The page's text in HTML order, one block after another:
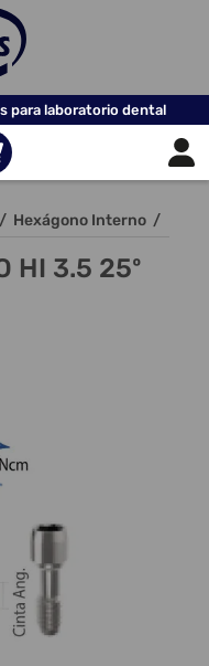
para laboratorio dental
/ Hexágono Interno /
HI 3.5 25º